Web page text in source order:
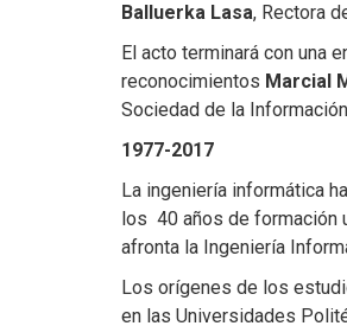
Balluerka Lasa, Rectora
El acto terminará con una
reconocimientos Marcial
Sociedad de la
1977-2017
La ingeniería informática
los 40 años de formación
afronta la Ingeniería
Los orígenes de los
en las Universidades